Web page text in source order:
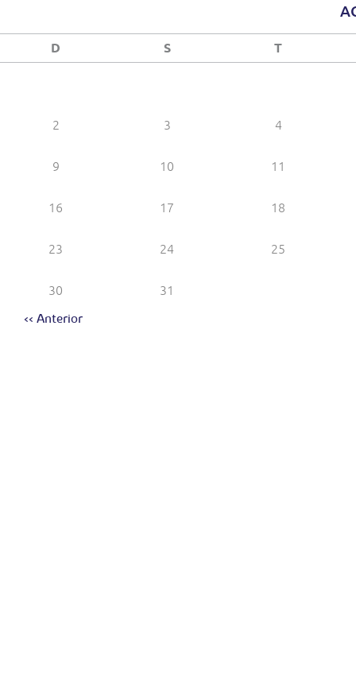
D S T
2 3 4
9 10 11
16 17 18
23 24 25
30 31
<< Anterior